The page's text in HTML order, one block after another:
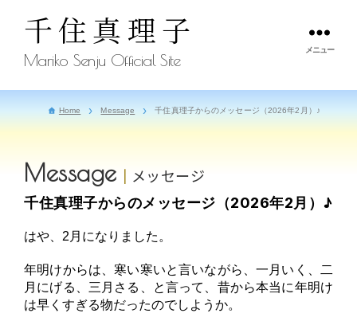
千住真理子
Mariko Senju Official Site
メニュー
Home Message 千住真理子からのメッセージ（2026年2月）♪
Message
メッセージ
千住真理子からのメッセージ（2026年2月）♪
はや、2月になりました。
年明けからは、寒い寒いと言いながら、一月いく、二
月にげる、三月さる、と言って、昔から本当に年明け
は早くすぎる物だったのでしようか。